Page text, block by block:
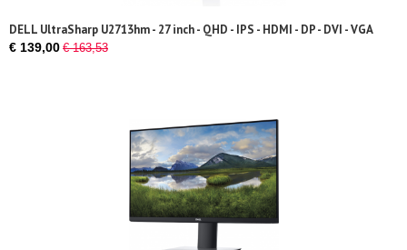
DELL UltraSharp U2713hm - 27 inch - QHD - IPS - HDMI - DP - DVI - VGA
€ 139,00 € 163,53